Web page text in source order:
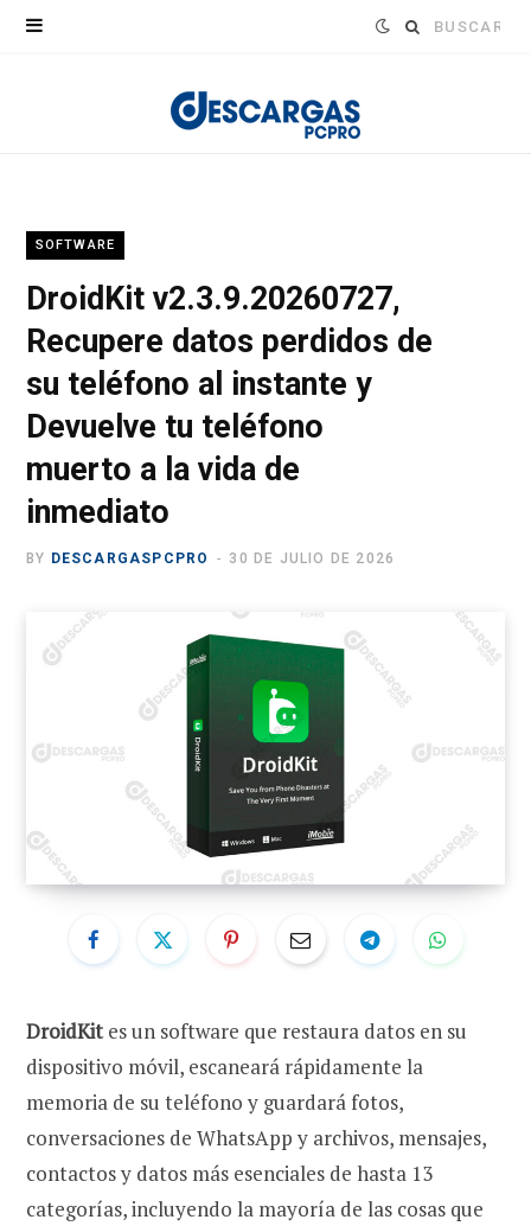
Buscar:
SOFTWARE
DroidKit v2.3.9.20260727,
Recupere datos perdidos de
su teléfono al instante y
Devuelve tu teléfono
muerto a la vida de
inmediato
BY DESCARGASPCPRO 30 DE JULIO DE 2026
DroidKites un software que restaura datos en su
dispositivo móvil, escaneará rápidamente la
memoria de su teléfono y guardará fotos,
conversaciones de WhatsApp y archivos, mensajes,
contactos y datos más esenciales de hasta 13
categorías, incluyendo la mayoría de las cosas que